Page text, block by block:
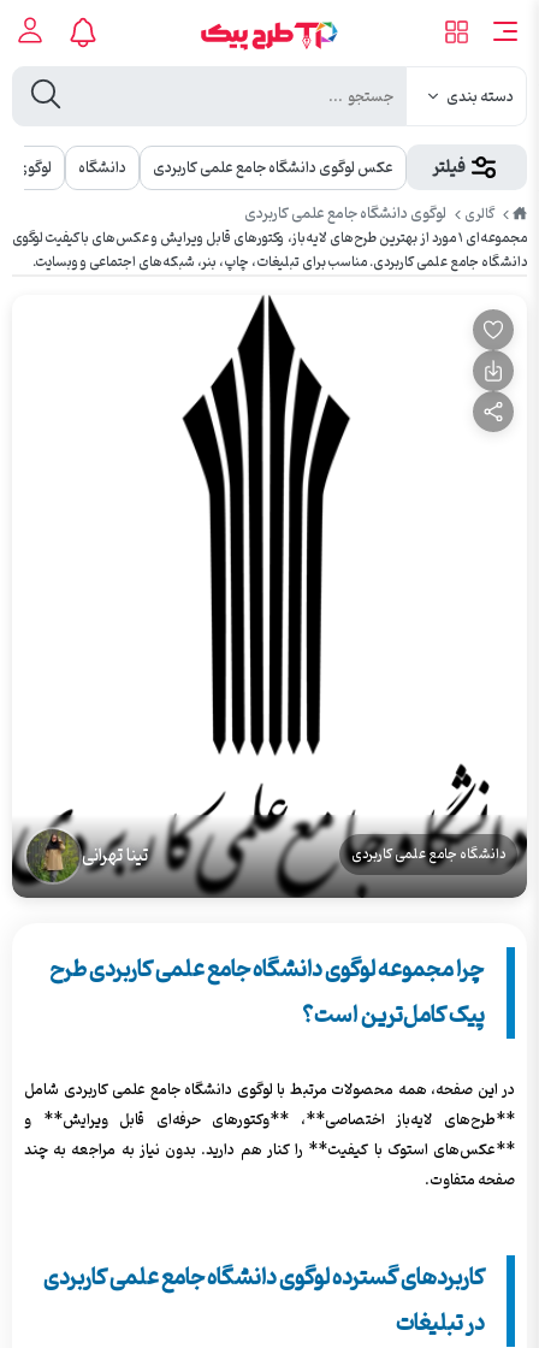
دسته بندی
فیلتر عکس لوگوی دانشگاه جامع علمی کاربردی دانشگاه
لوگوی
طرح
پیک
گالری لوگوی دانشگاه جامع علمی کاربردی
مجموعه‌ای ۱ مورد از بهترین طرح‌های لایه‌باز، وکتورهای قابل ویرایش و عکس‌های باکیفیت لوگوی
دانشگاه جامع علمی کاربردی. مناسب برای تبلیغات، چاپ، بنر، شبکه‌های اجتماعی و وبسایت.
دانشگاه جامع علمی کاربردی تینا تهرانی
چرا مجموعه لوگوی دانشگاه جامع علمی کاربردی طرح
پیک کامل‌ترین است؟
در این صفحه، همه محصولات مرتبط با لوگوی دانشگاه جامع علمی کاربردی شامل
**طرح‌های لایه‌باز اختصاصی**، **وکتورهای حرفه‌ای قابل ویرایش** و
**عکس‌های استوک با کیفیت** را کنار هم دارید. بدون نیاز به مراجعه به چند
صفحه متفاوت.
کاربردهای گسترده لوگوی دانشگاه جامع علمی کاربردی
در تبلیغات